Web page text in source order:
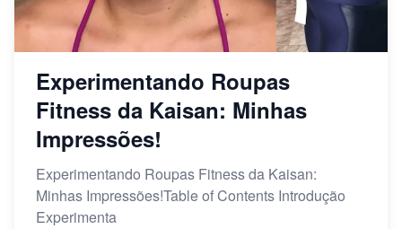
Experimentando Roupas
Fitness da Kaisan: Minhas
Impressões!
Experimentando Roupas Fitness da Kaisan:
Minhas Impressões!Table of Contents Introdução
Experimenta